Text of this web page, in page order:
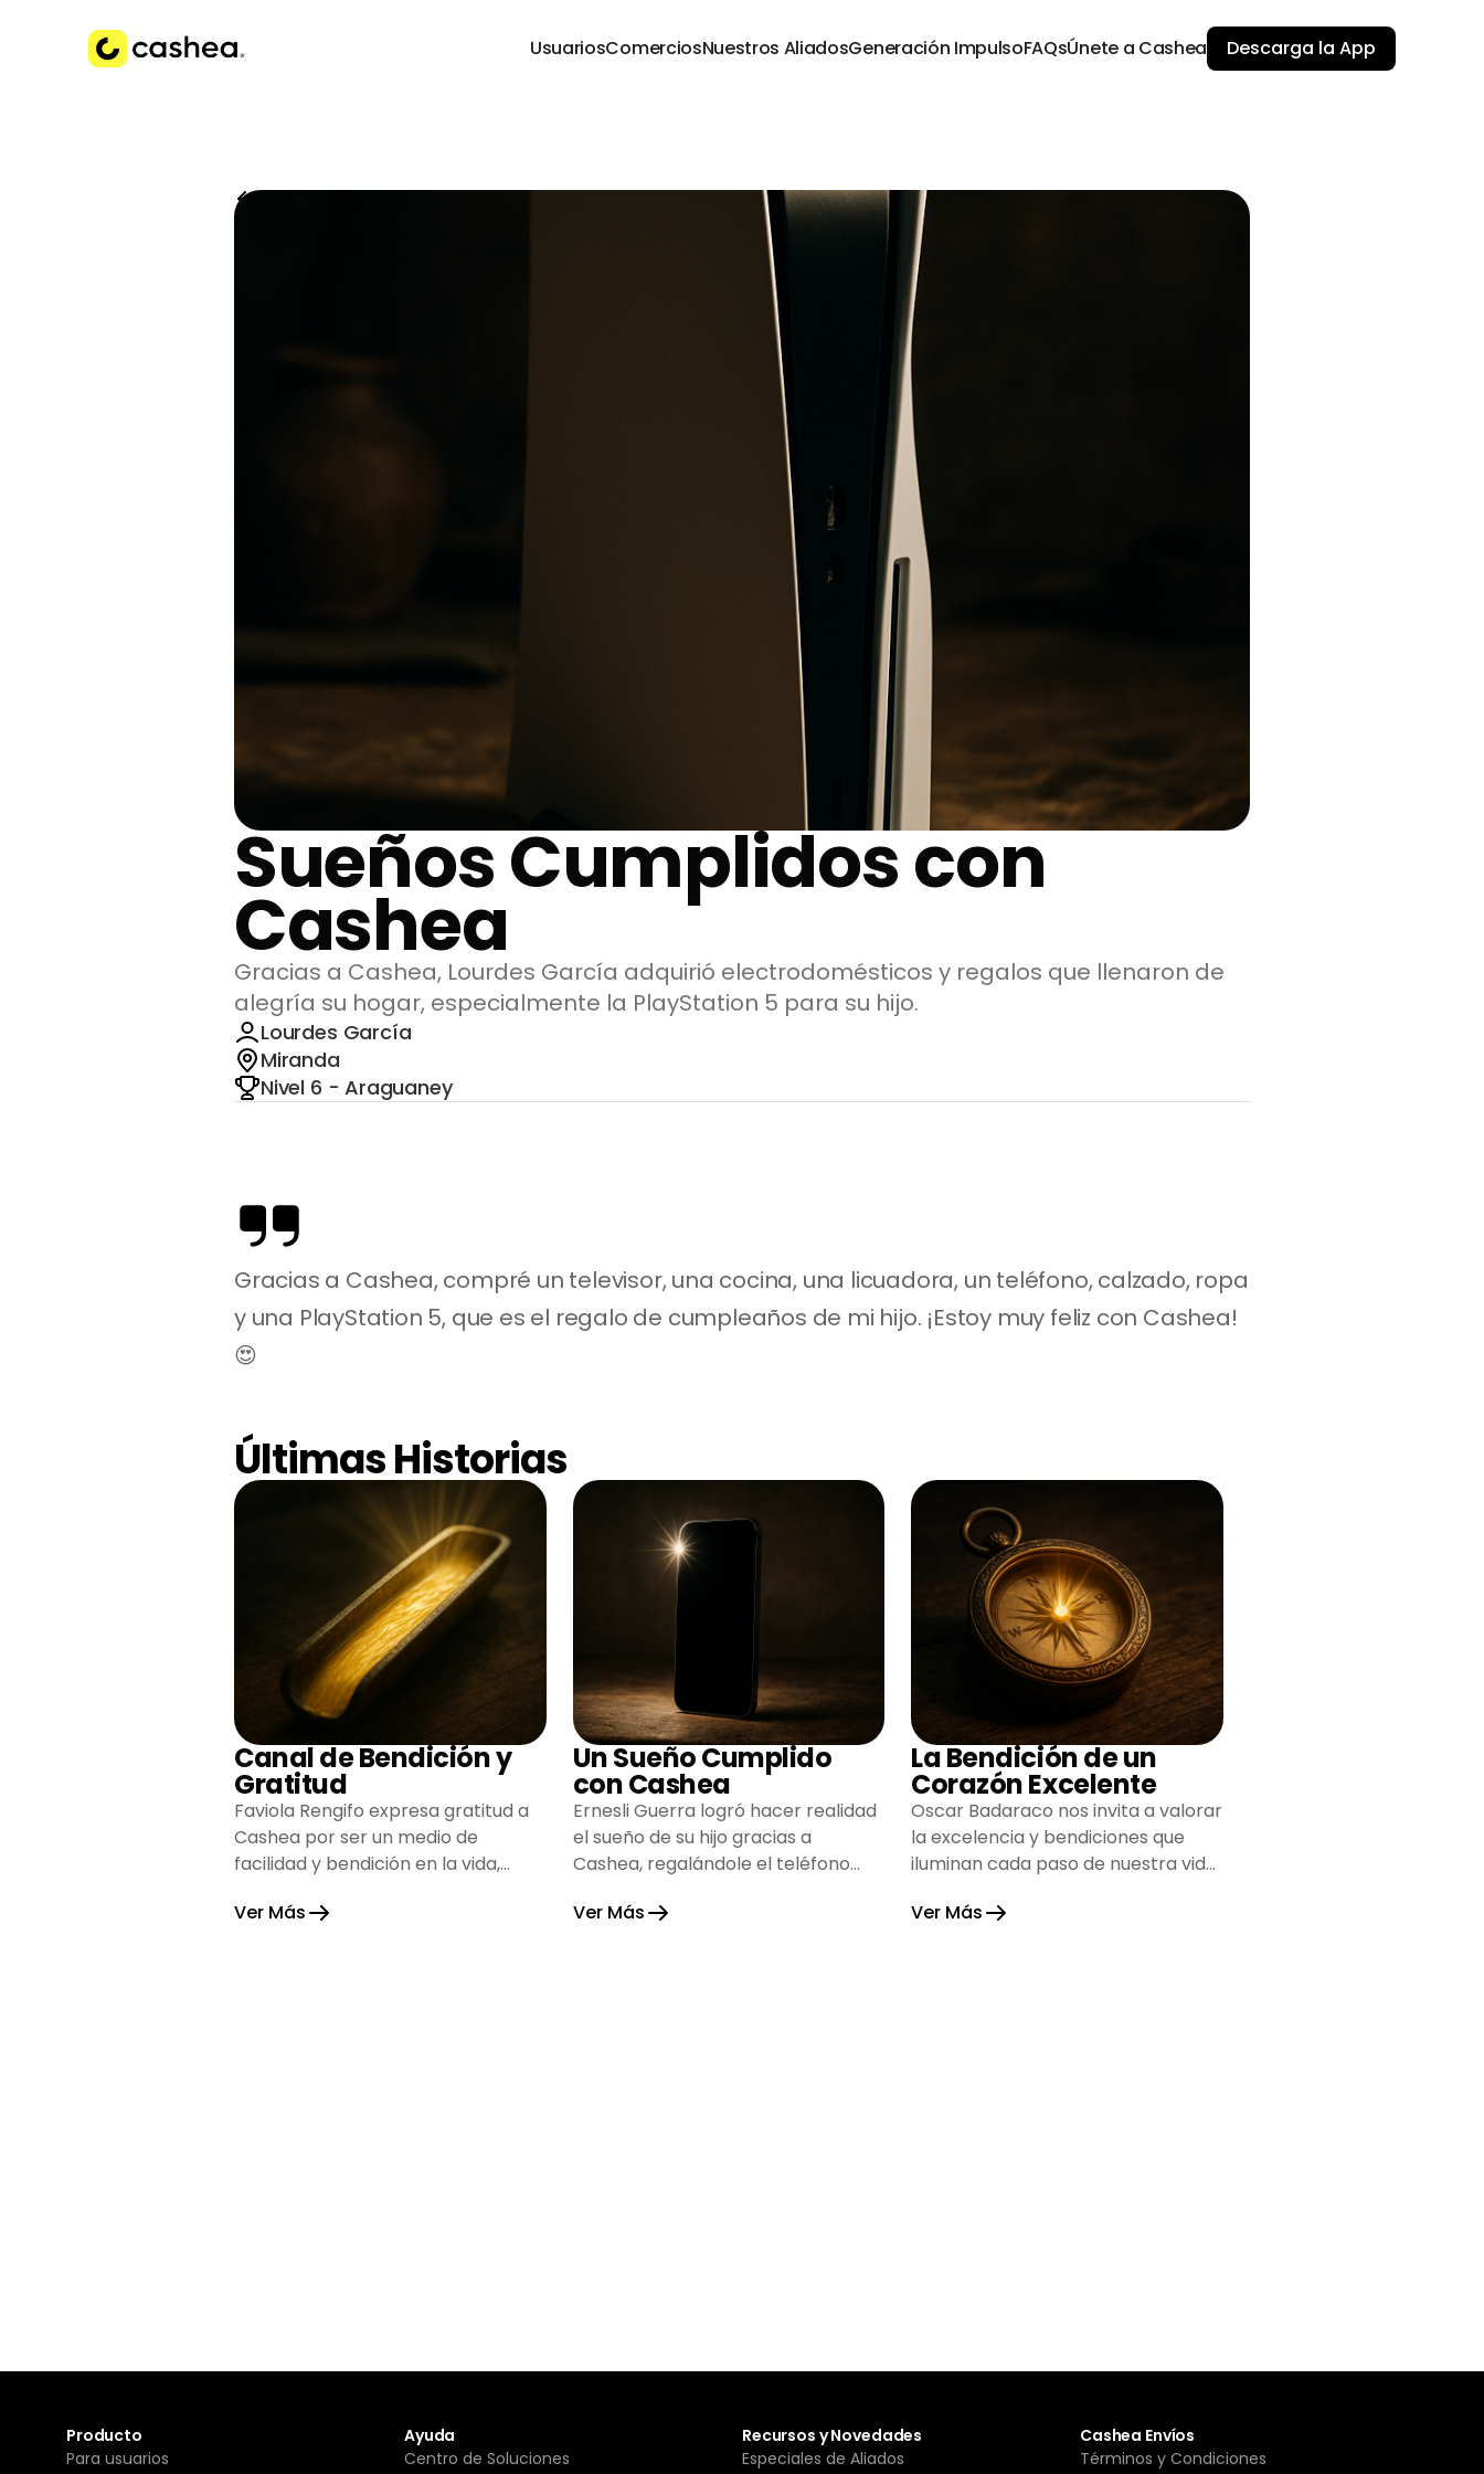
UsuariosComerciosNuestros AliadosGeneración ImpulsoFAQsÚnete a Cashea Descarga la App
Volver a Historias
Sueños Cumplidos con
Cashea
Gracias a Cashea, Lourdes García adquirió electrodomésticos y regalos que llenaron de
alegría su hogar, especialmente la PlayStation 5 para su hijo.
Lourdes García
Miranda
Nivel 6 - Araguaney
Gracias a Cashea, compré un televisor, una cocina, una licuadora, un teléfono, calzado, ropa
y una PlayStation 5, que es el regalo de cumpleaños de mi hijo. ¡Estoy muy feliz con Cashea!
😍
Últimas Historias
Canal de Bendición y
Gratitud
Faviola Rengifo expresa gratitud a
Cashea por ser un medio de
facilidad y bendición en la vida,
esperanza.
Ver Más
Un Sueño Cumplido
con Cashea
Ernesli Guerra logró hacer realidad
el sueño de su hijo gracias a
Cashea, regalándole el teléfono
alegría su hogar.
Ver Más
La Bendición de un
Corazón Excelente
Oscar Badaraco nos invita a valorar
la excelencia y bendiciones que
iluminan cada paso de nuestra vida,
gratitud y fortaleza.
Ver Más
Producto
Para usuarios
Ayuda
Centro de Soluciones
Recursos y Novedades
Especiales de Aliados
Cashea Envíos
Términos y Condiciones